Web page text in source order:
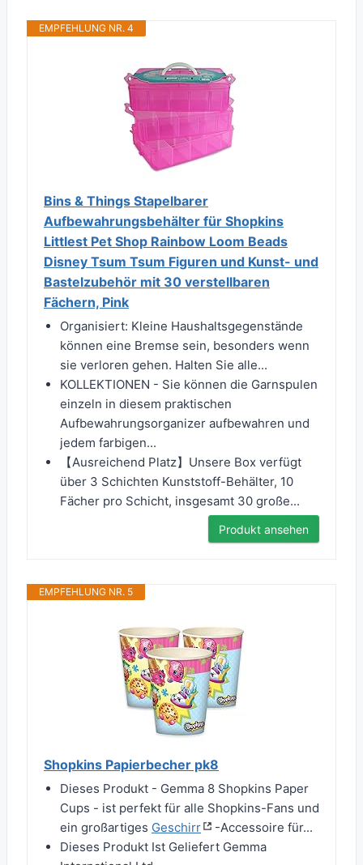
EMPFEHLUNG NR. 4
Bins & Things Stapelbarer
Aufbewahrungsbehälter für Shopkins
Littlest Pet Shop Rainbow Loom Beads
Disney Tsum Tsum Figuren und Kunst- und
Bastelzubehör mit 30 verstellbaren
Fächern, Pink
Organisiert: Kleine Haushaltsgegenstände
können eine Bremse sein, besonders wenn
sie verloren gehen. Halten Sie alle...
KOLLEKTIONEN - Sie können die Garnspulen
einzeln in diesem praktischen
Aufbewahrungsorganizer aufbewahren und
jedem farbigen...
【Ausreichend Platz】Unsere Box verfügt
über 3 Schichten Kunststoff-Behälter, 10
Fächer pro Schicht, insgesamt 30 große...
Produkt ansehen
EMPFEHLUNG NR. 5
Shopkins Papierbecher pk8
Dieses Produkt - Gemma 8 Shopkins Paper
Cups - ist perfekt für alle Shopkins-Fans und
ein großartiges Geschirr
-Accessoire für...
Dieses Produkt Ist Geliefert Gemma